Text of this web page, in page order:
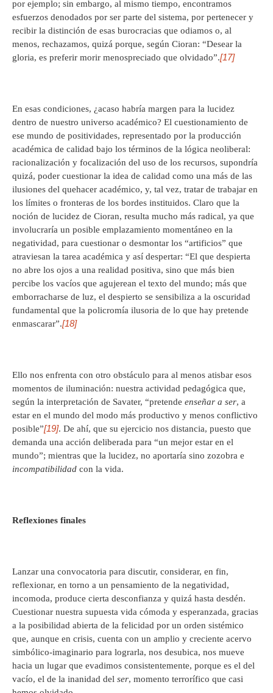
por ejemplo; sin embargo, al mismo tiempo, encontramos
esfuerzos denodados por ser parte del sistema, por pertenecer y
recibir la distinción de esas burocracias que odiamos o, al
menos, rechazamos, quizá porque, según Cioran: “Desear la
gloria, es preferir morir menospreciado que olvidado”.[17]
En esas condiciones, ¿acaso habría margen para la lucidez
dentro de nuestro universo académico? El cuestionamiento de
ese mundo de positividades, representado por la producción
académica de calidad bajo los términos de la lógica neoliberal:
racionalización y focalización del uso de los recursos, supondría
quizá, poder cuestionar la idea de calidad como una más de las
ilusiones del quehacer académico, y, tal vez, tratar de trabajar en
los límites o fronteras de los bordes instituidos. Claro que la
noción de lucidez de Cioran, resulta mucho más radical, ya que
involucraría un posible emplazamiento momentáneo en la
negatividad, para cuestionar o desmontar los “artificios” que
atraviesan la tarea académica y así despertar: “El que despierta
no abre los ojos a una realidad positiva, sino que más bien
percibe los vacíos que agujerean el texto del mundo; más que
emborracharse de luz, el despierto se sensibiliza a la oscuridad
fundamental que la policromía ilusoria de lo que hay pretende
enmascarar”.[18]
Ello nos enfrenta con otro obstáculo para al menos atisbar esos
momentos de iluminación: nuestra actividad pedagógica que,
según la interpretación de Savater, “pretende enseñar a ser, a
estar en el mundo del modo más productivo y menos conflictivo
posible”[19]. De ahí, que su ejercicio nos distancia, puesto que
demanda una acción deliberada para “un mejor estar en el
mundo”; mientras que la lucidez, no aportaría sino zozobra e
incompatibilidad con la vida.
Reflexiones finales
Lanzar una convocatoria para discutir, considerar, en fin,
reflexionar, en torno a un pensamiento de la negatividad,
incomoda, produce cierta desconfianza y quizá hasta desdén.
Cuestionar nuestra supuesta vida cómoda y esperanzada, gracias
a la posibilidad abierta de la felicidad por un orden sistémico
que, aunque en crisis, cuenta con un amplio y creciente acervo
simbólico-imaginario para lograrla, nos desubica, nos mueve
hacia un lugar que evadimos consistentemente, porque es el del
vacío, el de la inanidad del ser, momento terrorífico que casi